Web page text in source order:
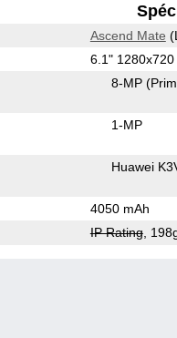
Ascend Mate
6.1" 1280x720
8-MP
1-MP
Huawei
4050 mAh
IP Rating,